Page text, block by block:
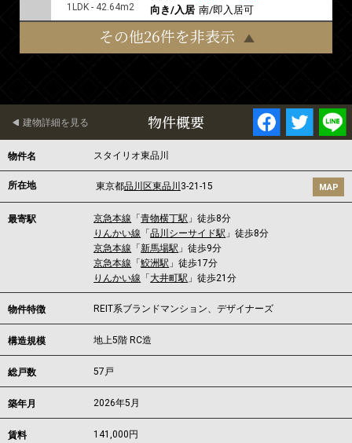
1LDK - 42.64m2
向き/入居 南/即入居可
その他26件を非表示
物件概要
建物詳細を見る
物件名 スタイリオ東品川
所在地 東京都品川区東品川 3-21-15 MAP
最寄駅 京急本線 「青物横丁駅 」徒歩8分
りんかい線 「品川シーサイド駅 」徒歩8分
京急本線 「新馬場駅 」徒歩9分
京急本線 「鮫洲駅 」徒歩17分
りんかい線 「 大井町駅 」徒歩21分
物件特徴 REIT系ブランドマンション、デザイナーズ
構造規模 地上5階 RC造
総戸数 57戸
築年月 2026年5月
賃料 141,000 円